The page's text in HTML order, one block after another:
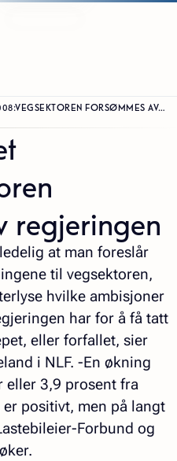
STATSBUDSJETTET 2008:VEGSEKTOREN FORSØMMES AV REGJERINGEN
regjeringen
at man foreslår
til vegsektoren,
hvilke ambisjoner
har for å få tatt
eller forfallet, sier
i NLF. -En økning
eller 3,9 prosent fra
positivt, men på langt
Forbund og